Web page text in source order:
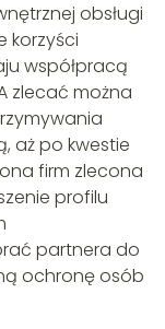
obsługi
korzyści
współpracą
zlecać można
aż po kwestie
firm zlecona
profilu
partnera do
ochronę osób